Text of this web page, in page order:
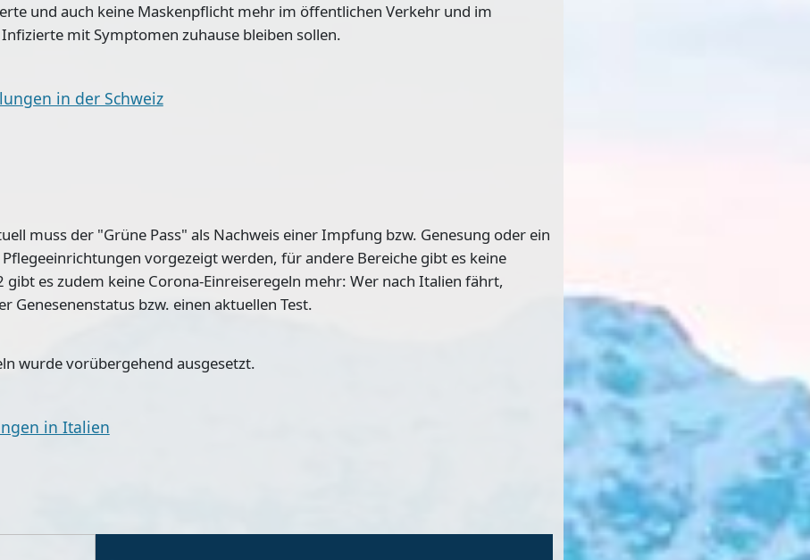
und auch keine Maskenpflicht mehr im öffentlichen Verkehr und im
mit Symptomen zuhause bleiben sollen.
in der Schweiz
muss der "Grüne Pass" als Nachweis einer Impfung bzw. Genesung oder ein
vorgezeigt werden, für andere Bereiche gibt es keine
es zudem keine Corona-Einreiseregeln mehr: Wer nach Italien fährt,
bzw. einen aktuellen Test.
wurde vorübergehend ausgesetzt.
in Italien